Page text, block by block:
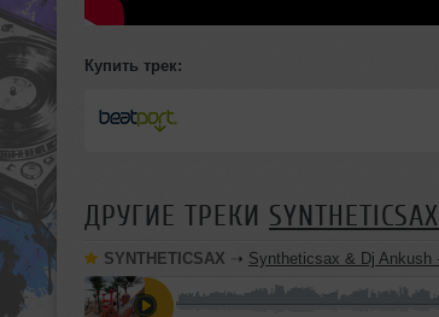
Купить трек:
ДРУГИЕ ТРЕКИ SYNTHETICSAX
SYNTHETICSAX ➝ Syntheticsax & Dj Ankush - Live